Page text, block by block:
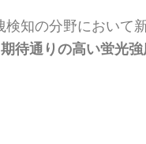
知の分野において
期待通りの高い蛍光強